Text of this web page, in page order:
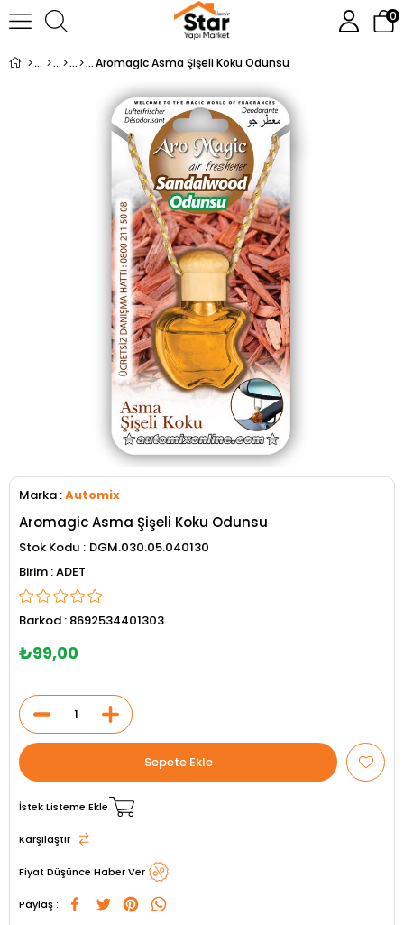
0
Aromagic Asma Şişeli Koku Odunsu
Marka :Automix
Aromagic Asma Şişeli Koku Odunsu
Stok Kodu
DGM.030.05.040130
ADET
Barkod : 8692534401303
₺99,00
İstek Listeme Ekle
Karşılaştır
Fiyat Düşünce Haber Ver
Paylaş :